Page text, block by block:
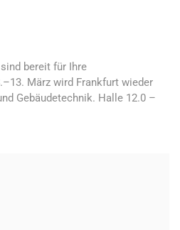
bereit für Ihre
März wird Frankfurt wieder
Gebäudetechnik. Halle 12.0 –